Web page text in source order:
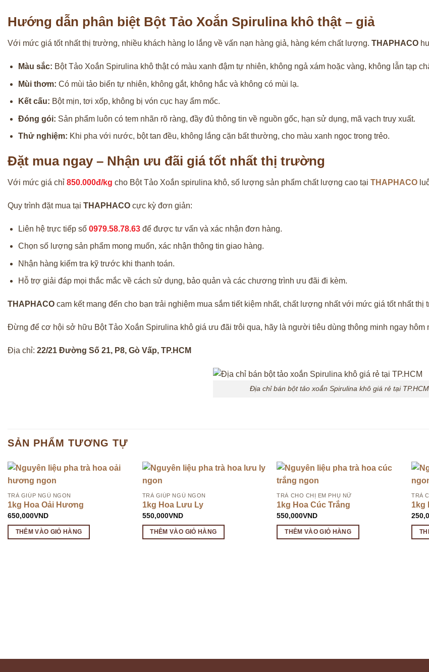
Hướng dẫn phân biệt Bột Tảo Xoắn Spirulina khô thật – giả
Với mức giá tốt nhất thị trường, nhiều khách hàng lo lắng về vấn nạn hàng giả, hàng kém chất lượng. THAPHACO
Màu sắc: Bột Tảo Xoắn Spirulina khô thật có màu xanh đậm tự nhiên, không ngả xám hoặc vàng, không lẫn tạp
Mùi thơm: Có mùi tảo biển tự nhiên, không gắt, không hắc và không có mùi lạ.
Kết cấu: Bột mịn, tơi xốp, không bị vón cục hay ẩm mốc.
Đóng gói: Sản phẩm luôn có tem nhãn rõ ràng, đầy đủ thông tin về nguồn gốc, hạn sử dụng, mã vạch truy xuất.
Thử nghiệm: Khi pha với nước, bột tan đều, không lắng cặn bất thường, cho màu xanh ngọc trong trẻo.
Đặt mua ngay – Nhận ưu đãi giá tốt nhất thị trường
Với mức giá chỉ 850.000đ/kg cho Bột Tảo Xoắn spirulina khô, số lượng sản phẩm chất lượng cao tại THAPHACO
Quy trình đặt mua tại THAPHACO cực kỳ đơn giản:
Liên hệ trực tiếp số 0979.58.78.63để được tư vấn và xác nhận đơn hàng.
Chọn số lượng sản phẩm mong muốn, xác nhận thông tin giao hàng.
Nhận hàng kiểm tra kỹ trước khi thanh toán.
Hỗ trợ giải đáp mọi thắc mắc về cách sử dụng, bảo quản và các chương trình ưu đãi đi kèm.
THAPHACO cam kết mang đến cho bạn trải nghiệm mua sắm tiết kiệm nhất, chất lượng nhất với mức giá tốt nhất thị
Đừng để cơ hội sở hữu Bột Tảo Xoắn Spirulina khô giá ưu đãi trôi qua, hãy là người tiêu dùng thông minh ngay hôm
Địa chỉ: 22/21 Đường Số 21, P8, Gò Vấp, TP.HCM
Địa chỉ bán bột tảo xoắn Spirulina khô giá rẻ tại TP.HCM
SẢN PHẨM TƯƠNG TỰ
TRÀ GIÚP NGỦ NGON
1kg Hoa Oải Hương
650,000VND
THÊM VÀO GIỎ HÀNG
TRÀ GIÚP NGỦ NGON
1kg Hoa Lưu Ly
550,000VND
THÊM VÀO GIỎ HÀNG
TRÀ CHO CHỊ EM PHỤ NỮ
1kg Hoa Cúc Trắng
550,000VND
THÊM VÀO GIỎ HÀNG
TRÀ
1kg